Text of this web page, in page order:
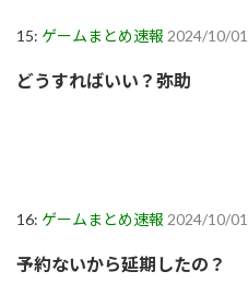
15: ゲームまとめ速報 2024/10/
どうすればいい？弥助
16: ゲームまとめ速報 2024/10/
予約ないから延期したの？